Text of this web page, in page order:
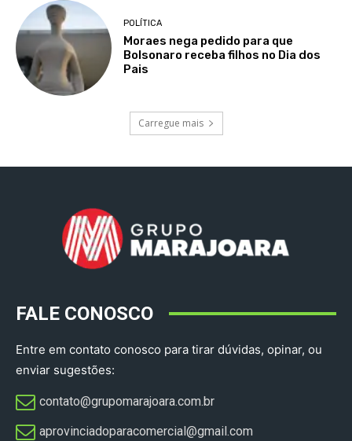
POLÍTICA
Moraes nega pedido para que
Bolsonaro receba filhos no Dia dos
Pais
Carregue mais
FALE CONOSCO
Entre em contato conosco para tirar dúvidas, opinar, ou
enviar sugestões:
contato@grupomarajoara.com.br
aprovinciadoparacomercial@gmail.com​